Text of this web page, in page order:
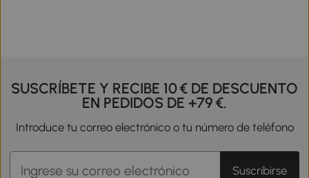
SUSCRÍBETE Y RECIBE 10 € DE DESCUENTO
EN PEDIDOS DE +79 €.
Introduce tu correo electrónico o tu número de teléfono
Suscribirse